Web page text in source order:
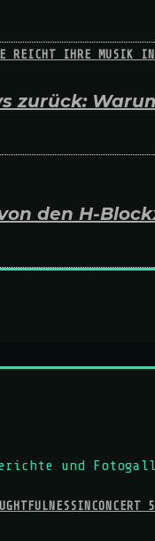
zurück:
den H-
und